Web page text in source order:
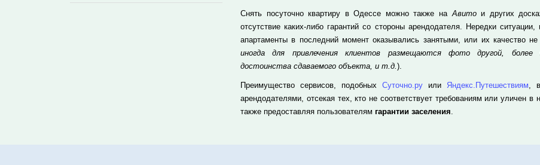
Снять посуточно квартиру в Одессе можно также наАвитои других
отсутствие каких-либо гарантий со стороны арендодателя. Нередки
апартаменты в последний момент оказывались занятыми, или их качество
иногда для привлечения клиентов размещаются фото другой, более
достоинства сдаваемого объекта, и т.д.).
Преимущество сервисов, подобных Суточно.ру или Яндекс.Путешествиям,
арендодателями, отсекая тех, кто не соответствует требованиям или уличен
также предоставляя пользователям гарантии заселения.